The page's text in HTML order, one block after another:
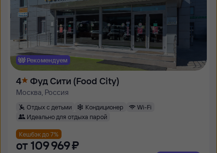
Рекомендуем
4 Фуд Сити (Food City)
Москва, Россия
Отдых с детьми Кондиционер
Wi-Fi
Идеально для отдыха парой
Кешбэк до 7%
от 109 ⁠969 ⁠₽